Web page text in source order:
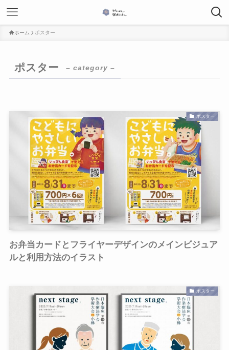
ホーム ポスター
ポスター – category –
ポスター
お弁当カードとフライヤーデザインのメインビジュア
ルと利用方法のイラスト
ポスター